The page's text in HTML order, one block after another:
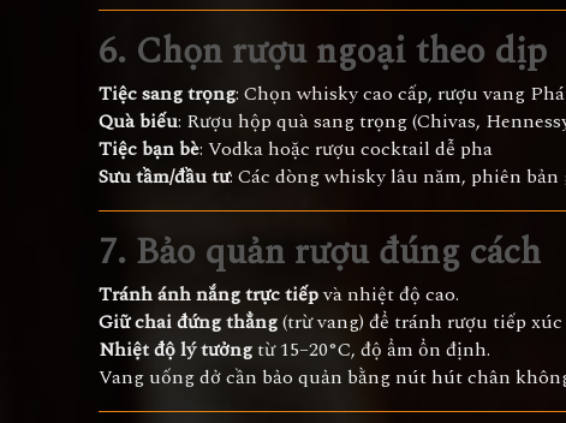
6. Chọn rượu ngoại theo dịp
Tiệc sang trọng: Chọn whisky cao cấp, rượu vang
Quà biếu: Rượu hộp quà sang trọng (Chivas,
Tiệc bạn bè: Vodka hoặc rượu cocktail dễ pha
Sưu tầm/đầu tư: Các dòng whisky lâu năm, phiên
7. Bảo quản rượu đúng cách
Tránh ánh nắng trực tiếpvà nhiệt độ cao.
Giữ chai đứng thẳng(trừ vang) để tránh rượu tiếp
Nhiệt độ lý tưởngtừ 15–20°C, độ ẩm ổn định.
Vang uống dở cần bảo quản bằng nút hút chân